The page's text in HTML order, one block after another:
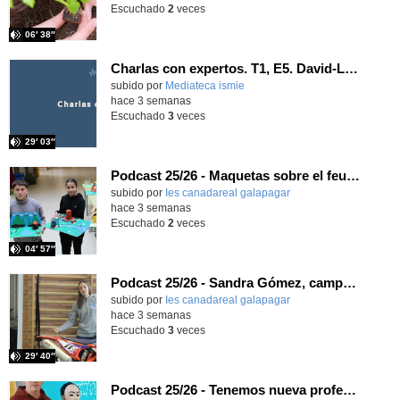
06′ 38″
Escuchado 2 veces
Charlas con expertos. T1, E5. David-Li Ilundáin Reviriego
subido por Mediateca ismie
29′ 03″
hace 3 semanas
Escuchado 3veces
Podcast 25/26 - Maquetas sobre el feudalismo
subido por Ies canadareal galapagar
04′ 57″
-
hace 3 semanas
Escuchado 2 veces
Podcast 25/26 - Sandra Gómez, campeona de Enduro
subido por Ies canadareal galapagar
29′ 40″
-
hace 3 semanas
Escuchado 3veces
Podcast 25/26 - Tenemos nueva profesora de Griego ¿Conoces a María Eugenia?